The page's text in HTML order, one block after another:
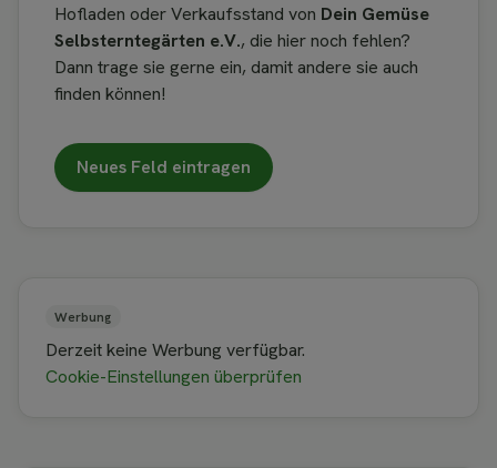
Hofladen oder Verkaufsstand von Dein Gemüse
Selbsterntegärten e.V., die hier noch fehlen?
Dann trage sie gerne ein, damit andere sie auch
finden können!
Neues Feld eintragen
Werbung
Derzeit keine Werbung verfügbar.
Cookie-Einstellungen überprüfen